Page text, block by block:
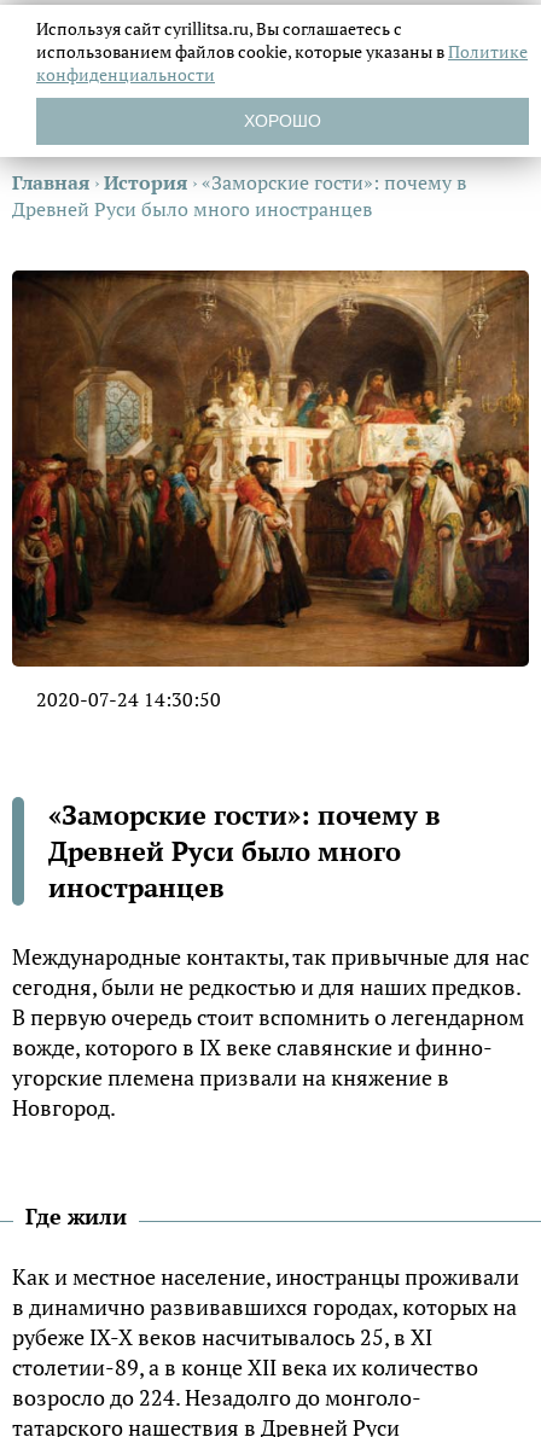
Главная ›История ›«Заморские гости»: почему в
Древней Руси было много иностранцев
2020-07-24 14:30:50
«Заморские гости»: почему в
Древней Руси было много
иностранцев
Международные контакты, так привычные для нас
сегодня, были не редкостью и для наших предков.
В первую очередь стоит вспомнить о легендарном
вожде, которого в IX веке славянские и финно-
угорские племена призвали на княжение в
Новгород.
Где жили
Как и местное население, иностранцы проживали
в динамично развивавшихся городах, которых на
рубеже IX-X веков насчитывалось 25, в XI
столетии-89, а в конце XII века их количество
возросло до 224. Незадолго до монголо-
татарского нашествия в Древней Руси
Используя сайт cyrillitsa.ru, Вы соглашаетесь с
использованием файловcookie, которые указаны вПолитике
конфиденциальности
ХОРОШО